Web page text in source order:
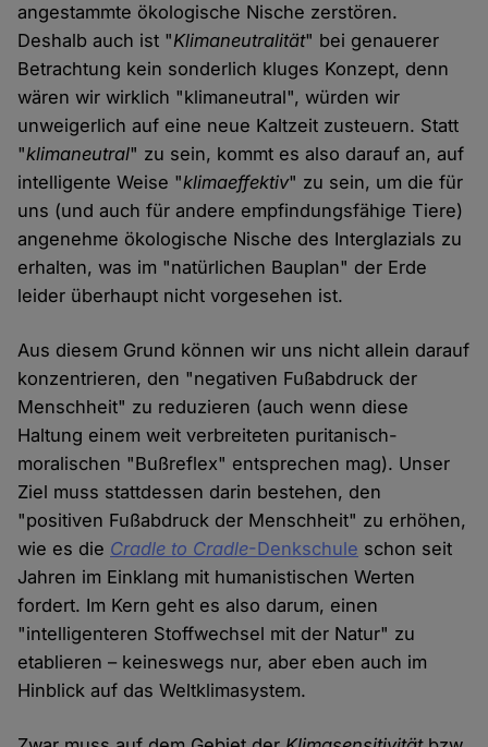
angestammte ökologische Nische zerstören.
Deshalb auch ist "Klimaneutralität" bei genauerer
Betrachtung kein sonderlich kluges Konzept, denn
wären wir wirklich "klimaneutral", würden wir
unweigerlich auf eine neue Kaltzeit zusteuern. Statt
"klimaneutral" zu sein, kommt es also darauf an, auf
intelligente Weise "klimaeffektiv" zu sein, um die für
uns (und auch für andere empfindungsfähige Tiere)
angenehme ökologische Nische des Interglazials zu
erhalten, was im "natürlichen Bauplan" der Erde
leider überhaupt nicht vorgesehen ist.
Aus diesem Grund können wir uns nicht allein darauf
konzentrieren, den "negativen Fußabdruck der
Menschheit" zu reduzieren (auch wenn diese
Haltung einem weit verbreiteten puritanisch-
moralischen "Bußreflex" entsprechen mag). Unser
Ziel muss stattdessen darin bestehen, den
"positiven Fußabdruck der Menschheit" zu erhöhen,
wie es die Cradle to Cradle-Denkschule schon seit
Jahren im Einklang mit humanistischen Werten
fordert. Im Kern geht es also darum, einen
"intelligenteren Stoffwechsel mit der Natur" zu
etablieren – keineswegs nur, aber eben auch im
Hinblick auf das Weltklimasystem.